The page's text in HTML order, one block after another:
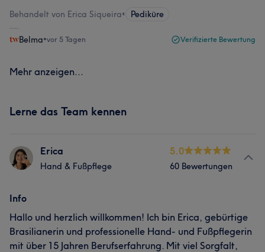
Behandelt von Erica Siqueira• Pediküre
Belma•vor 5 Tagen Verifizierte Bewertung
Mehr anzeigen...
Lerne das Team kennen
Erica
Hand & Fußpflege
5.0
60 Bewertungen
Info
Hallo und herzlich willkommen! Ich bin Erica, gebürtige
Brasilianerin und professionelle Hand- und Fußpflegerin
mit über 15 Jahren Berufserfahrung. Mit viel Sorgfalt,